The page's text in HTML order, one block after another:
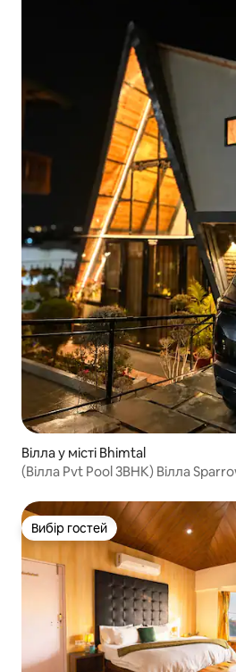
Вілла у місті Bhimtal
(Вілла Pvt Pool 3BHK) Вілла
Вибір гостей
Вибір гостей